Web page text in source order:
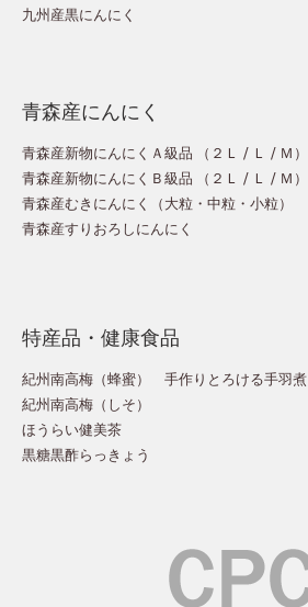
九州産黒にんにく
青森産にんにく
青森産新物にんにくＡ級品 （ ２Ｌ / Ｌ / Ｍ ）
青森産新物にんにくＢ級品 （ ２Ｌ / Ｌ / Ｍ ）
青森産むきにんにく（大粒 ・ 中粒 ・ 小粒）
青森産すりおろしにんにく
特産品・健康食品
紀州南高梅（蜂蜜）
手作りとろける手羽煮
紀州南高梅（しそ）
ほうらい健美茶
黒糖黒酢らっきょう